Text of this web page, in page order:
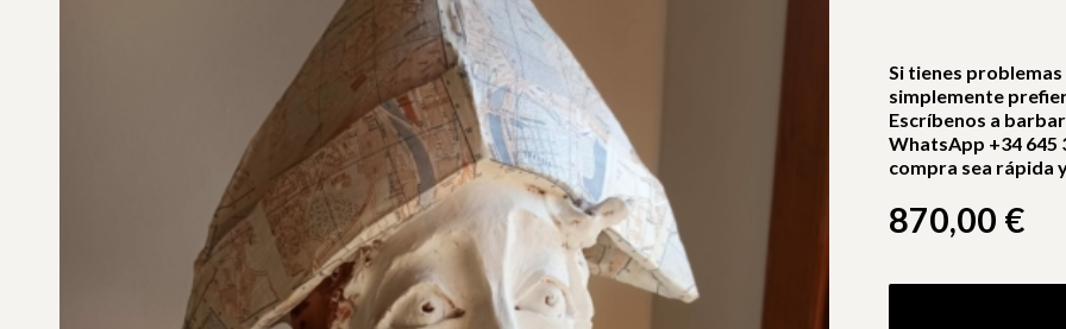
Si tienes
simplemente
Escríbenos a
WhatsApp +34 645
compra sea rápida
870,00 €